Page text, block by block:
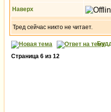
Наверх
Тред сейчас никто не читает.
Страница 6 из 12